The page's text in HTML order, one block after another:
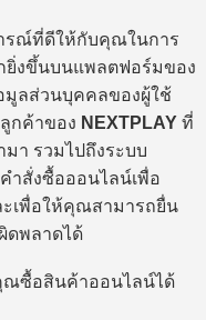
รณ์ที่ดีให้กับคุณในการ
งขึ้นบนแพลตฟอร์มของ
มูลส่วนบุคคลของผู้ใช้
กค้าของ NEXTPLAY ที่
มา รวมไปถึงระบบ
ำสั่งซื้อออนไลน์เพื่อ
เพื่อให้คุณสามารถยื่น
ดพลาดได้
ซื้อสินค้าออนไลน์ได้